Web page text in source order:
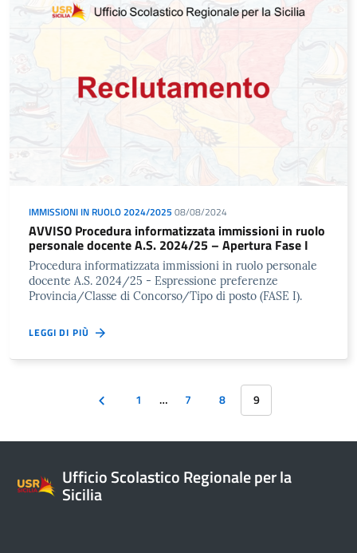
IMMISSIONI IN RUOLO 2024/2025 08/08/2024
AVVISO Procedura informatizzata immissioni in ruolo
personale docente A.S. 2024/25 – Apertura Fase I
Procedura informatizzata immissioni in ruolo personale
docente A.S. 2024/25 - Espressione preferenze
Provincia/Classe di Concorso/Tipo di posto (FASE I).
LEGGI DI PIÙ
1 … 7 8 9
Ufficio Scolastico Regionale per la
Sicilia